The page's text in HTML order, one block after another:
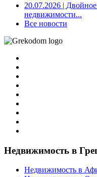
20.07.2026 |
недвижимости...
Все новости
Недвижимость в
Недвижимость в